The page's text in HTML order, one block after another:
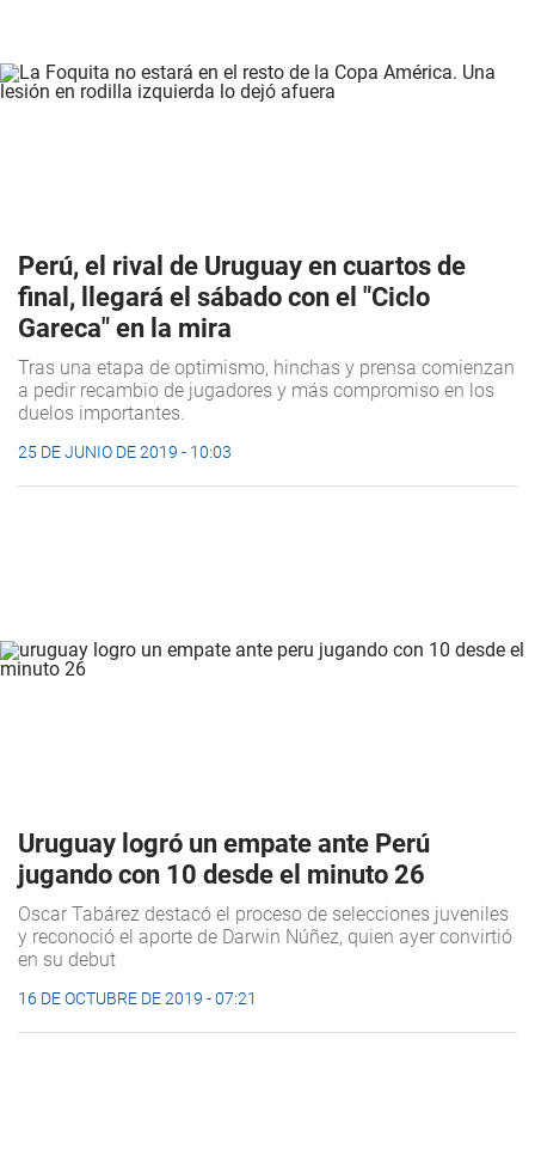
Perú, el rival de Uruguay en cuartos de
final, llegará el sábado con el "Ciclo
Gareca" en la mira
Tras una etapa de optimismo, hinchas y prensa comienzan
a pedir recambio de jugadores y más compromiso en los
duelos importantes.
25 DE JUNIO DE 2019 - 10:03
Uruguay logró un empate ante Perú
jugando con 10 desde el minuto 26
Oscar Tabárez destacó el proceso de selecciones juveniles
y reconoció el aporte de Darwin Núñez, quien ayer convirtió
en su debut
16 DE OCTUBRE DE 2019 - 07:21